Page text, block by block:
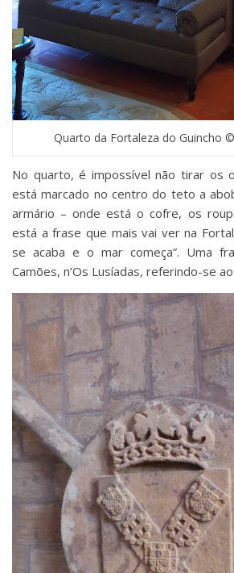
Quarto da Fortaleza do Guincho
No quarto, é impossível não tirar os
está marcado no centro do teto a
armário – onde está o cofre, os
está a frase que mais vai ver na
se acaba e o mar começa”. Uma
Camões, n’Os Lusíadas, referindo-se